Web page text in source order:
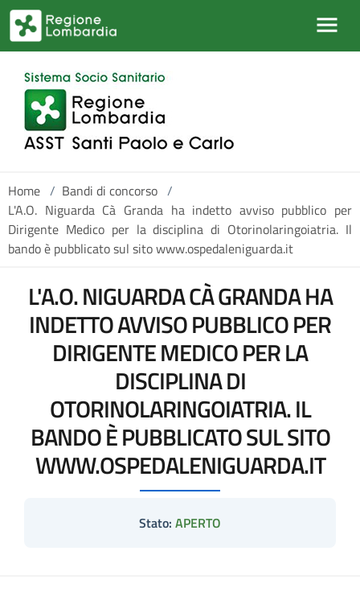
Salta al contenuto principale
Home / Bandi di concorso /
L'A.O. Niguarda Cà Granda ha indetto avviso pubblico per
Dirigente Medico per la disciplina di Otorinolaringoiatria. Il
bando è pubblicato sul sito www.ospedaleniguarda.it
L'A.O. NIGUARDA CÀ GRANDA HA
INDETTO AVVISO PUBBLICO PER
DIRIGENTE MEDICO PER LA
DISCIPLINA DI
OTORINOLARINGOIATRIA. IL
BANDO È PUBBLICATO SUL SITO
WWW.OSPEDALENIGUARDA.IT
Stato: APERTO